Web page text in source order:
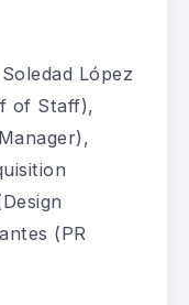
López
of Staff),
(PR